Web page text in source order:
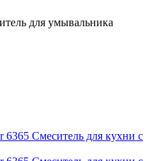
для умывальника